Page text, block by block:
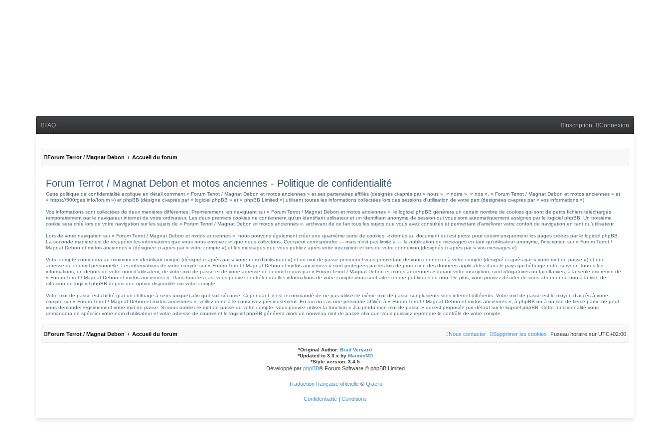
FAQ Connexion
Inscription
Forum Terrot / Magnat Debon Accueil du forum
Forum Terrot / Magnat Debon et motos anciennes - Politique de confidentialité
Cette politique de confidentialité explique en détail comment « Forum Terrot / Magnat Debon et motos anciennes » et ses partenaires affiliés (désignés ci-après par « nous », « notre », « nos », « Forum Terrot / Magnat Debon et motos anciennes » et
« https://500rgas.info/forum ») et phpBB (désigné ci-après par « logiciel phpBB » et « phpBB Limited ») utilisent toutes les informations collectées lors des sessions d’utilisation de votre part (désignées ci-après par « vos informations »).
Vos informations sont collectées de deux manières différentes. Premièrement, en naviguant sur « Forum Terrot / Magnat Debon et motos anciennes », le logiciel phpBB génèrera un certain nombre de cookies qui sont de petits fichiers téléchargés
temporairement par le navigateur internet de votre ordinateur. Les deux premiers cookies ne contiennent qu’un identifiant utilisateur et un identifiant anonyme de session qui vous sont automatiquement assignés par le logiciel phpBB. Un troisième
cookie sera créé lors de votre navigation sur les sujets de « Forum Terrot / Magnat Debon et motos anciennes », archivant de ce fait tous les sujets que vous avez consultés et permettant d’améliorer votre confort de navigation en tant qu’utilisateur.
Lors de votre navigation sur « Forum Terrot / Magnat Debon et motos anciennes », nous pouvons également créer une quatrième sorte de cookies, externes au document qui est prévu pour couvrir uniquement les pages créées par le logiciel phpBB.
La seconde manière est de récupérer les informations que vous nous envoyez et que nous collectons. Ceci peut correspondre — mais n’est pas limité à — la publication de messages en tant qu’utilisateur anonyme, l’inscription sur « Forum Terrot /
Magnat Debon et motos anciennes » (désignée ci-après par « votre compte ») et les messages que vous publiez après votre inscription et lors de votre connexion (désignés ci-après par « vos messages »).
Votre compte contiendra au minimum un identifiant unique (désigné ci-après par « votre nom d’utilisateur ») et un mot de passe personnel vous permettant de vous connecter à votre compte (désigné ci-après par « votre mot de passe ») et une
adresse de courriel personnelle. Les informations de votre compte sur « Forum Terrot / Magnat Debon et motos anciennes » sont protégées par les lois de protection des données applicables dans le pays qui héberge notre serveur. Toutes les
informations, en-dehors de votre nom d’utilisateur, de votre mot de passe et de votre adresse de courriel requis par « Forum Terrot / Magnat Debon et motos anciennes » durant votre inscription, sont obligatoires ou facultatives, à la seule discrétion de
« Forum Terrot / Magnat Debon et motos anciennes ». Dans tous les cas, vous pouvez contrôler quelles informations de votre compte vous souhaitez rendre publiques ou non. De plus, vous pouvez décider de vous abonner ou non à la liste de
diffusion du logiciel phpBB depuis une option disponible sur votre compte.
Votre mot de passe est chiffré (par un chiffrage à sens unique) afin qu’il soit sécurisé. Cependant, il est recommandé de ne pas utiliser le même mot de passe sur plusieurs sites internet différents. Votre mot de passe est le moyen d’accès à votre
compte sur « Forum Terrot / Magnat Debon et motos anciennes », veillez donc à le conservez précieusement. En aucun cas une personne affiliée à « Forum Terrot / Magnat Debon et motos anciennes », à phpBB ou à un site de tierce partie ne peut
vous demander légitimement votre mot de passe. Si vous oubliez le mot de passe de votre compte, vous pouvez utiliser la fonction « J’ai perdu mon mot de passe » qui est proposée par défaut sur le logiciel phpBB. Cette fonctionnalité vous
demandera de spécifier votre nom d’utilisateur et votre adresse de courriel et le logiciel phpBB générera alors un nouveau mot de passe afin que vous puissiez reprendre le contrôle de votre compte.
Forum Terrot / Magnat Debon Accueil du forum Fuseau horaire sur UTC+02:00
Supprimer les cookies
Nous contacter
*Original Author: Brad Veryard
*Updated to 3.3.x by MannixMD
*Style version: 3.4.5
Développé par phpBB® Forum Software © phpBB Limited
Traduction française officielle© Qiaeru
Confidentialité | Conditions